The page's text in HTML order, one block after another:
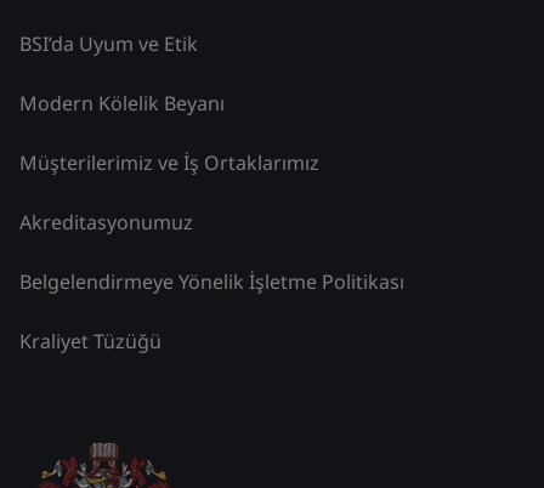
BSI’da Uyum ve Etik
Modern Kölelik Beyanı
Müşterilerimiz ve İş Ortaklarımız
Akreditasyonumuz
Belgelendirmeye Yönelik İşletme Politikası
Kraliyet Tüzüğü